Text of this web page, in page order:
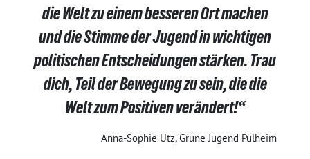
die Welt zu einem besseren Ort machen
und die Stimme der Jugend in wichtigen
politischen Entscheidungen stärken. Trau
dich, Teil der Bewegung zu sein, die die
Welt zum Positiven verändert!“
Anna-Sophie Utz, Grüne Jugend Pulheim